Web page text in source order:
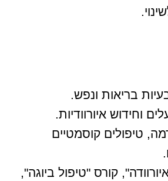
בריאות ונפש.
וחידוש איורוודיות.
טיפולים קוסמטיים
קורס "טיפול ביוגה",